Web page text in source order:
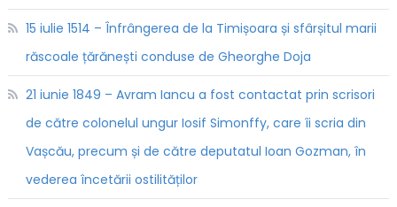
15 iulie 1514 – Înfrângerea de la Timișoara și sfârșitul marii
răscoale țărănești conduse de Gheorghe Doja
21 iunie 1849 – Avram Iancu a fost contactat prin scrisori
de către colonelul ungur Iosif Simonffy, care îi scria din
Vașcău, precum și de către deputatul Ioan Gozman, în
vederea încetării ostilităților